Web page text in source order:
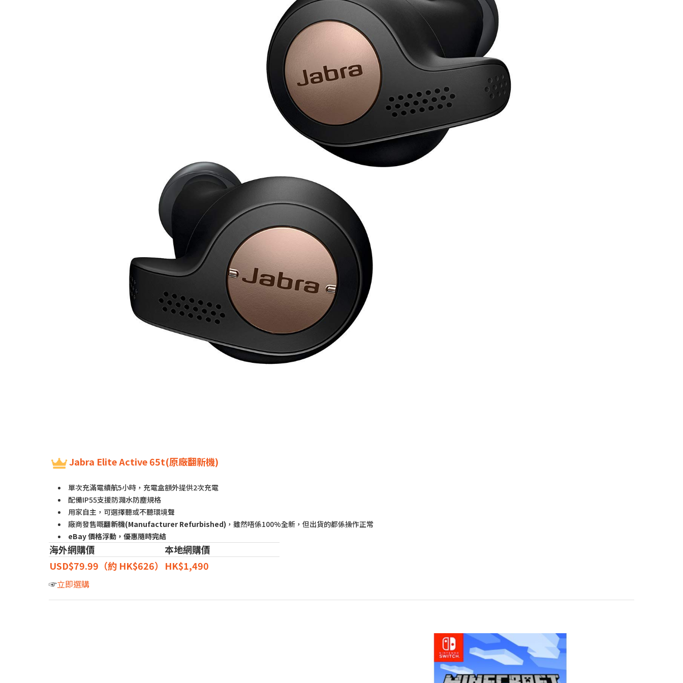
Jabra Elite Active 65t(原廠翻新機)
單次充滿電續航5小時，充電盒額外提供2次充電
配備IP55支援防濺水防塵規格
用家自主，可選擇聽或不聽環境聲
廠商發售嘅翻新機(Manufacturer Refurbished) ，雖然唔係100%全新，但出貨的都係操作正常
eBay 價格浮動，優惠隨時完結
海外網購價
本地網購價
USD$79.99（約 HK$626）
HK$1,490
☞立即選購